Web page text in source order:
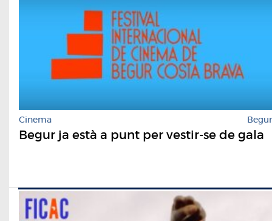
Cinema Begur
Begur ja està a punt per vestir-se de gala